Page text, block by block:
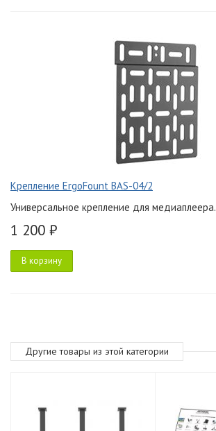
Крепление ErgoFount BAS-04/2
Универсальное крепление для медиаплеера.
1 200 ₽
В корзину
Другие товары из этой категории